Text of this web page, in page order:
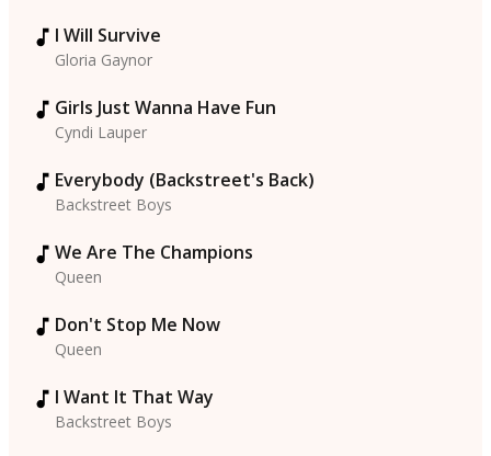
I Will Survive
Gloria Gaynor
Girls Just Wanna Have Fun
Cyndi Lauper
Everybody (Backstreet's Back)
Backstreet Boys
We Are The Champions
Queen
Don't Stop Me Now
Queen
I Want It That Way
Backstreet Boys